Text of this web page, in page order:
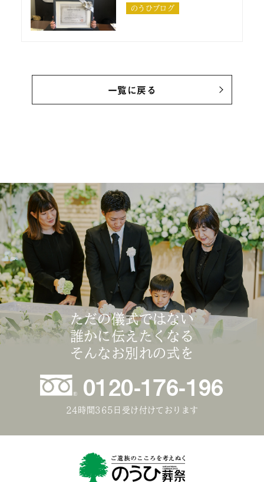
のうひブログ
一覧に戻る
ただの儀式ではない
誰かに伝えたくなる
そんなお別れの式を
0120-176-196
24時間365日受け付けております